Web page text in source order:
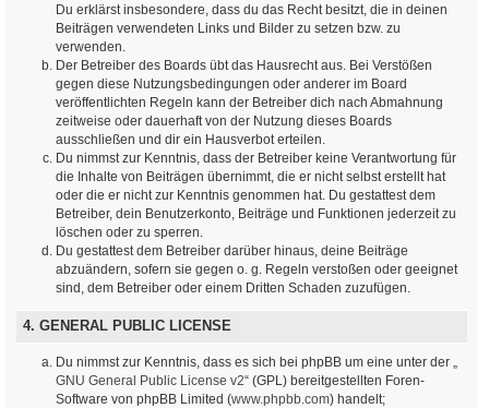
Du erklärst insbesondere, dass du das Recht besitzt, die in deinen
Beiträgen verwendeten Links und Bilder zu setzen bzw. zu
verwenden.
Der Betreiber des Boards übt das Hausrecht aus. Bei Verstößen
gegen diese Nutzungsbedingungen oder anderer im Board
veröffentlichten Regeln kann der Betreiber dich nach Abmahnung
zeitweise oder dauerhaft von der Nutzung dieses Boards
ausschließen und dir ein Hausverbot erteilen.
Du nimmst zur Kenntnis, dass der Betreiber keine Verantwortung für
die Inhalte von Beiträgen übernimmt, die er nicht selbst erstellt hat
oder die er nicht zur Kenntnis genommen hat. Du gestattest dem
Betreiber, dein Benutzerkonto, Beiträge und Funktionen jederzeit zu
löschen oder zu sperren.
Du gestattest dem Betreiber darüber hinaus, deine Beiträge
abzuändern, sofern sie gegen o. g. Regeln verstoßen oder geeignet
sind, dem Betreiber oder einem Dritten Schaden zuzufügen.
4. GENERAL PUBLIC LICENSE
Du nimmst zur Kenntnis, dass es sich bei phpBB um eine unter der „
GNU General Public License v2“ (GPL) bereitgestellten Foren-
Software von phpBB Limited (www.phpbb.com) handelt;